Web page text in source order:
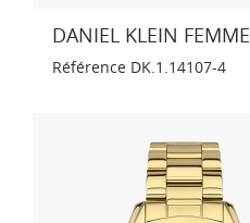
DANIEL KLEIN FEMME
Référence DK.1.14107-4